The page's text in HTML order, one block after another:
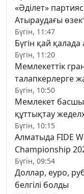
«Әділет»
Атыраудағы
Бүгін, 11:47
Бүгін қай
Бүгін, 11:20
Мемлекеттік
талапкерлерге
Бүгін, 10:50
Мемлекет
құттықтау
Бүгін, 10:15
Алматыда FIDE
Championship
Бүгін, 09:54
Доллар, еуро,
белгілі болды